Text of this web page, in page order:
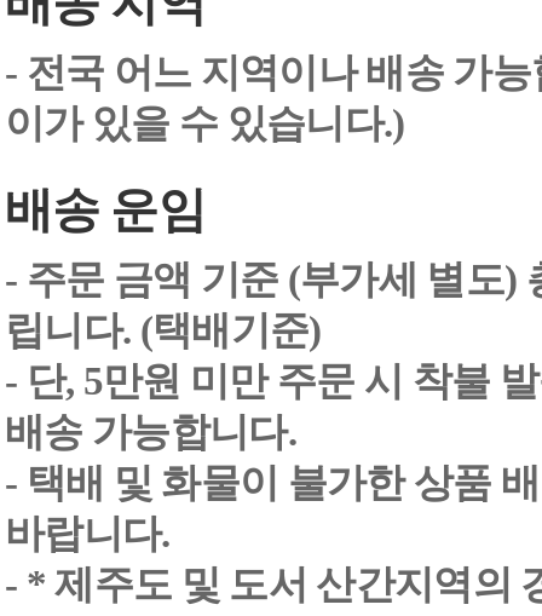
- 전국 어느 지역이나 배송 가
이가 있을 수 있습니다.)
배송 운임
- 주문 금액 기준 (부가세 별도)
립니다. (택배기준)
- 단, 5만원 미만 주문 시 착불
배송 가능합니다.
- 택배 및 화물이 불가한 상품
바랍니다.
- * 제주도 및 도서 산간지역의